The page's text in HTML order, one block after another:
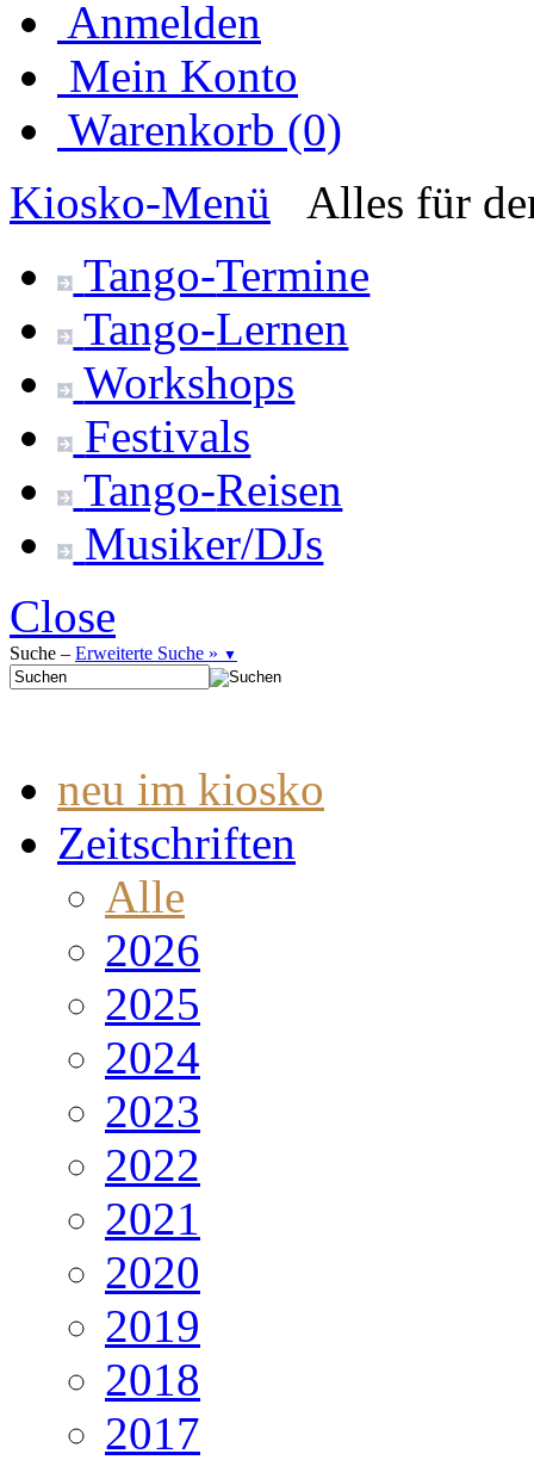
Anmelden
Mein Konto
Warenkorb (0)
Kiosko-Menü
Alles für
Tango-Termine
Tango-Lernen
Workshops
Festivals
Tango-Reisen
Musiker/DJs
Close
Suche – Erweiterte Suche » ▼
neu im kiosko
Zeitschriften
Alle
2026
2025
2024
2023
2022
2021
2020
2019
2018
2017